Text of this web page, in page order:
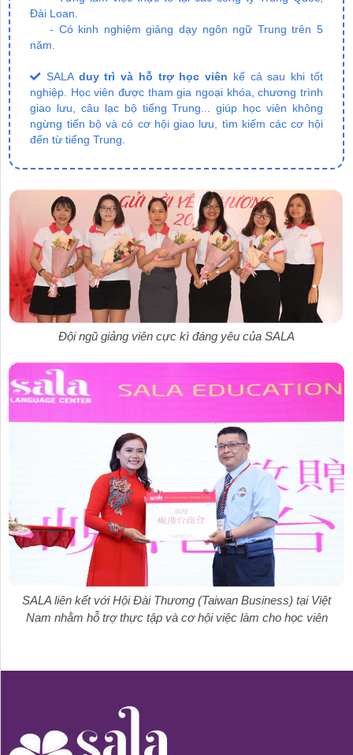
Đài Loan.
- Có kinh nghiệm giảng dạy ngôn ngữ Trung trên 5
năm.
SALA duy trì và hỗ trợ học viên kể cả sau khi tốt
nghiệp. Học viên được tham gia ngoại khóa, chương trình
giao lưu, câu lạc bộ tiếng Trung... giúp học viên không
ngừng tiến bộ và có cơ hội giao lưu, tìm kiếm các cơ hội
đến từ tiếng Trung.
Đội ngũ giảng viên cực kì đáng yêu của SALA
SALA liên kết với Hội Đài Thương (Taiwan Business) tại Việt
Nam nhằm hỗ trợ thực tập và cơ hội việc làm cho học viên